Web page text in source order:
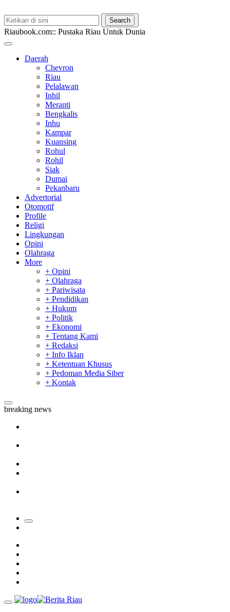
Riaubook.com:: Pustaka Riau Untuk Dunia
Daerah
Chevron
Riau
Pelalawan
Inhil
Meranti
Bengkalis
Inhu
Kampar
Kuansing
Rohul
Rohil
Siak
Dumai
Pekanbaru
Advertorial
Otomotif
Profile
Religi
Lingkungan
Opini
Olahraga
More
+ Opini
+ Olahraga
+ Pariwisata
+ Pendidikan
+ Hukum
+ Politik
+ Ekonomi
+ Tentang Kami
+ Redaksi
+ Info Iklan
+ Ketentuan Khusus
+ Pedoman Media Siber
+ Kontak
breaking news